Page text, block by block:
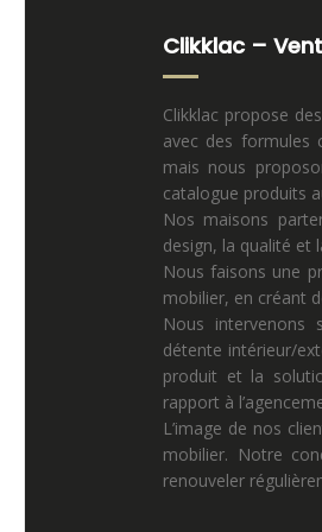
Clikklac –
Clikklac propose
avec des formules
mais nous
catalogue produits
Nos maisons
design, la qualité et
Nous faisons une
mobilier, en créant
Nous intervenons
détente intérieur/
produit et la
rapport à
L’image de nos
mobilier. Notre
renouveler